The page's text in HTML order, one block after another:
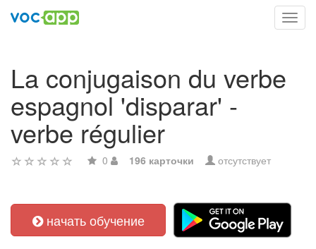
La conjugaison du verbe
espagnol 'disparar' -
verbe régulier
0 196 карточки отсутствует
начать обучение